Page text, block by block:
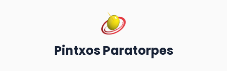
Pintxos Paratorpes